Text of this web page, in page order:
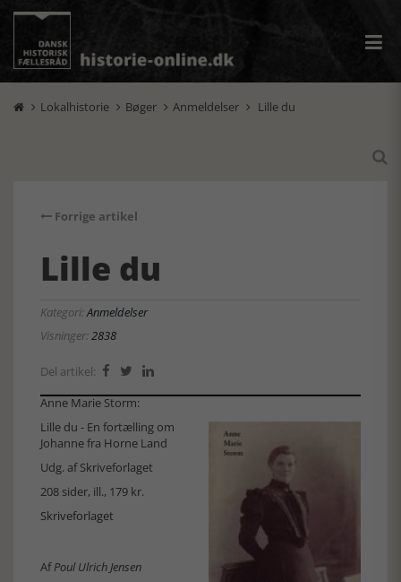
 Lokalhistorie  Bøger  Anmeldelser  Lille du

Forrige artikel
Lille du
Kategori:Anmeldelser
Visninger:2838
Del artikel:   
Anne Marie Storm:
Lille du - En fortælling om
Johanne fra Horne Land
Udg. af Skriveforlaget
208 sider, ill., 179 kr.
Skriveforlaget
AfPoul Ulrich Jensen